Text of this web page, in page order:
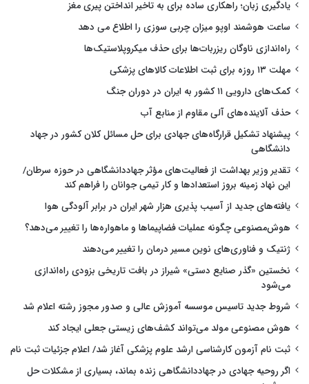
یادگیری زبان؛ راهکاری ساده برای به تاخیر انداختن پیری مغز
ساعت هوشمند اوپو میزان چربی سوزی را اطلاع می دهد
راه‌اندازی ناوگان ریزربات‌ها برای حذف میکروپلاستیک‌ها
مهلت ۱۳ روزه برای ثبت اطلاعات کالاهای پزشکی
کمک‌های دارویی ۱۱ کشور به ایران در دوران جنگ
حذف آلاینده‌های آلی مقاوم از منابع آب
پیشنهاد تشکیل قرارگاه‌های جهادی برای حل مسائل کلان کشور در جهاد
دانشگاهی
تقدیر وزیر بهداشت از فعالیت‌های مؤثر جهاددانشگاهی در حوزه سرطان/
این نهاد زمینه بروز استعدادها و کار تیمی جوانان را فراهم کند
یافته‌های جدید از آسیب پذیری هزار شهر ایران در برابر آلودگی هوا
هوش‌مصنوعی چگونه عملیات فضاپیماها و ماهواره‌ها را تغییر می‌دهد؟
ژنتیک و فناوری‌های نوین مسیر درمان را تغییر می‌دهند
نخستین «گذر صنایع دستی» شیراز در بافت تاریخی بزودی راه‌اندازی
می‌شود
شروط جدید تاسیس موسسه آموزش عالی و صدور مجوز رشته اعلام شد
هوش مصنوعی مولد می‌تواند کشف‌های زیستی جعلی ایجاد کند
ثبت نام آزمون کارشناسی ارشد علوم پزشکی آغاز شد/ اعلام جزئیات ثبت نام
اگر روحیه جهادی در جهاددانشگاهی زنده بماند، بسیاری از مشکلات حل